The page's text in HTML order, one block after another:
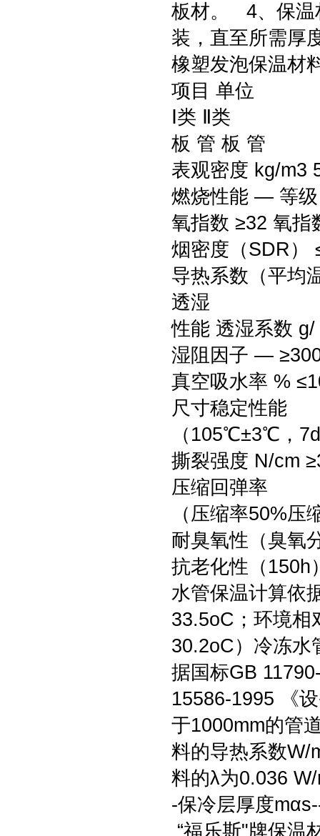
板材。 4、保温
装，直至所需厚
橡塑发泡保温材
项目 单位
Ⅰ类 Ⅱ类
板 管 板 管
表观密度 kg/m3
燃烧性能 — 等
氧指数 ≥32 氧
烟密度（SDR
导热系数（平均
透湿
性能 透湿系数
湿阻因子 —
真空吸水率 %
尺寸稳定性能
（105℃±3℃，
撕裂强度 N/cm
压缩回弹率
（压缩率50%
耐臭氧性（臭氧
抗老化性（
水管保温计算依
33.5oC；环境相
30.2oC）冷冻水
据国标GB
15586-1995 《
于1000mm的管
料的导热系数
料的λ为0.036
-保冷层厚度
“福乐斯"牌保温